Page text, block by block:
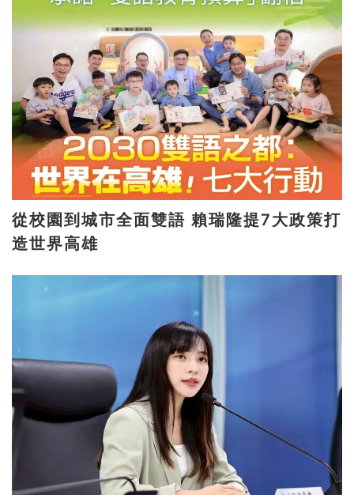
從校園到城市全面雙語 賴瑞隆提7大政策打
造世界高雄